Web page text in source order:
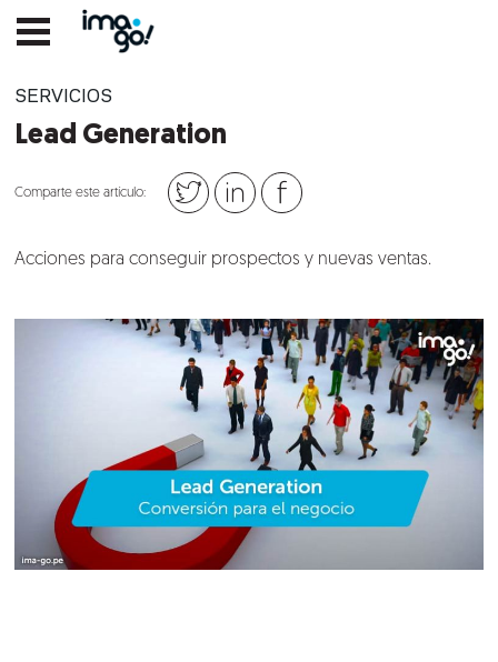
SERVICIOS
Lead Generation
Comparte este artículo:
Acciones para conseguir prospectos y nuevas ventas.